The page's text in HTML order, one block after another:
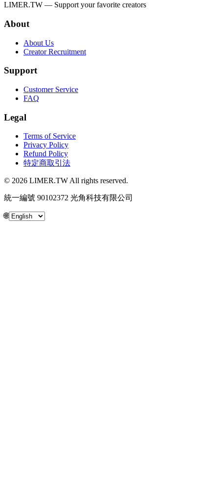
LIMER.TW — Support your favorite creators
About
About Us
Creator Recruitment
Support
Customer Service
FAQ
Legal
Terms of Service
Privacy Policy
Refund Policy
特定商取引法
© 2026 LIMER.TW All rights reserved.
統一編號 90102372 光角科技有限公司
🌐